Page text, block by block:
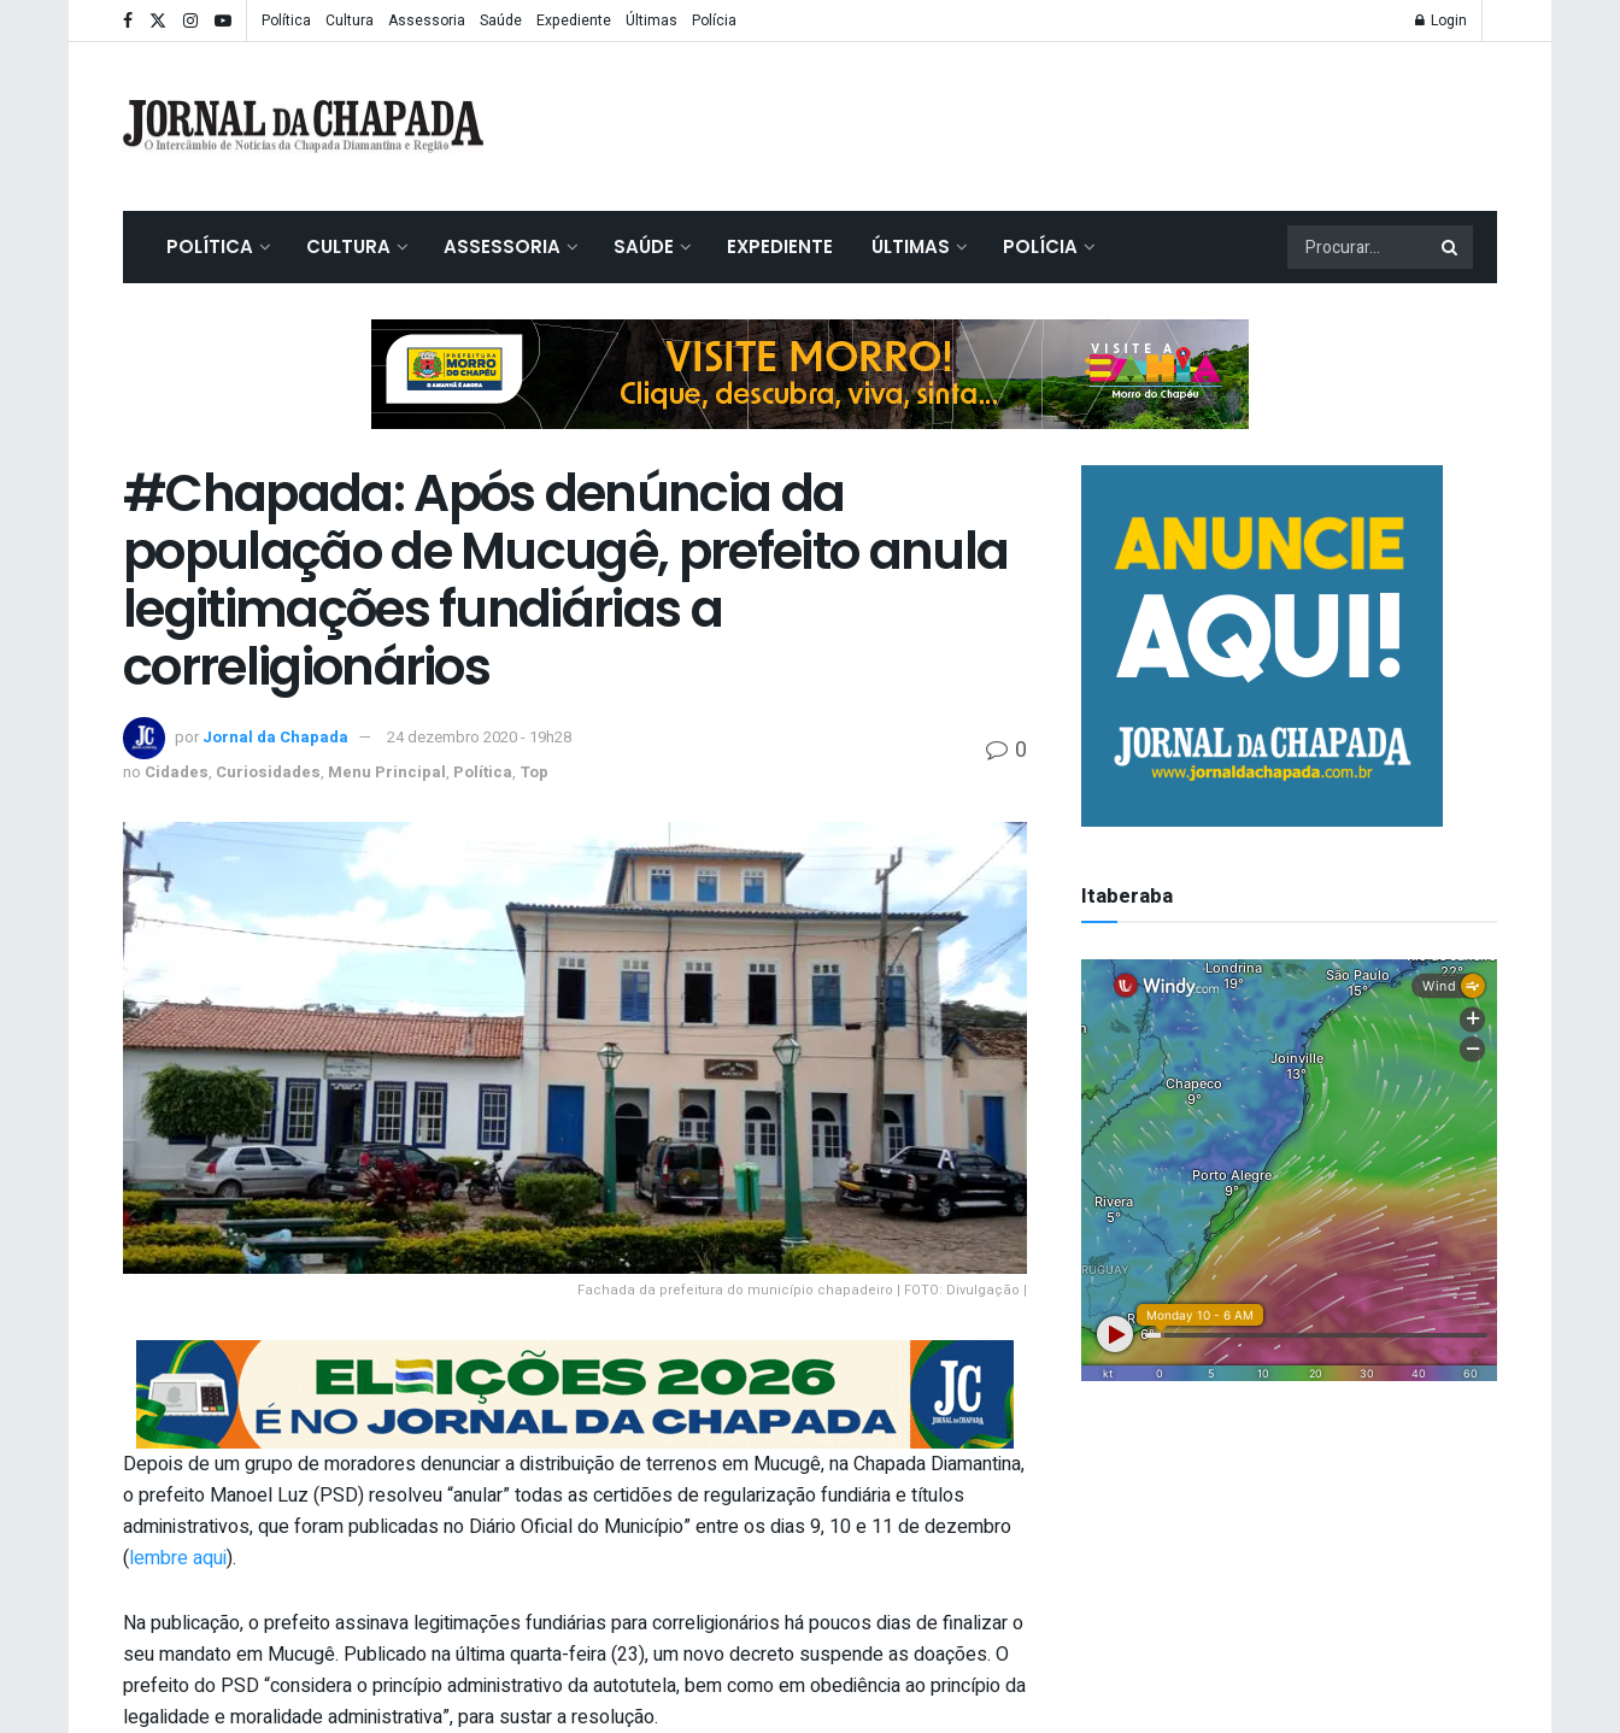
Política Cultura Assessoria Saúde Expediente Últimas Polícia Login
POLÍTICA CULTURA ASSESSORIA SAÚDE EXPEDIENTE ÚLTIMAS POLÍCIA
#Chapada: Após denúncia da
população de Mucugê, prefeito anula
legitimações fundiárias a
correligionários
por Jornal da Chapada
24 dezembro 2020 - 19h28
no Cidades, Curiosidades, Menu Principal, Política, Top
0
Fachada da prefeitura do município chapadeiro | FOTO: Divulgação |
Depois de um grupo de moradores denunciar a distribuição de terrenos em Mucugê, na Chapada Diamantina,
o prefeito Manoel Luz (PSD) resolveu “anular” todas as certidões de regularização fundiária e títulos
administrativos, que foram publicadas no Diário Oficial do Município” entre os dias 9, 10 e 11 de dezembro
(lembre aqui).
Na publicação, o prefeito assinava legitimações fundiárias para correligionários há poucos dias de finalizar o
seu mandato em Mucugê. Publicado na última quarta-feira (23), um novo decreto suspende as doações. O
prefeito do PSD “considera o princípio administrativo da autotutela, bem como em obediência ao princípio da
legalidade e moralidade administrativa”, para sustar a resolução.
Itaberaba